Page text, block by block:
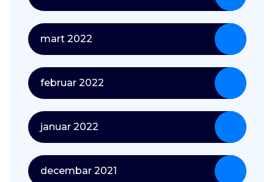
mart 2022
februar 2022
januar 2022
decembar 2021